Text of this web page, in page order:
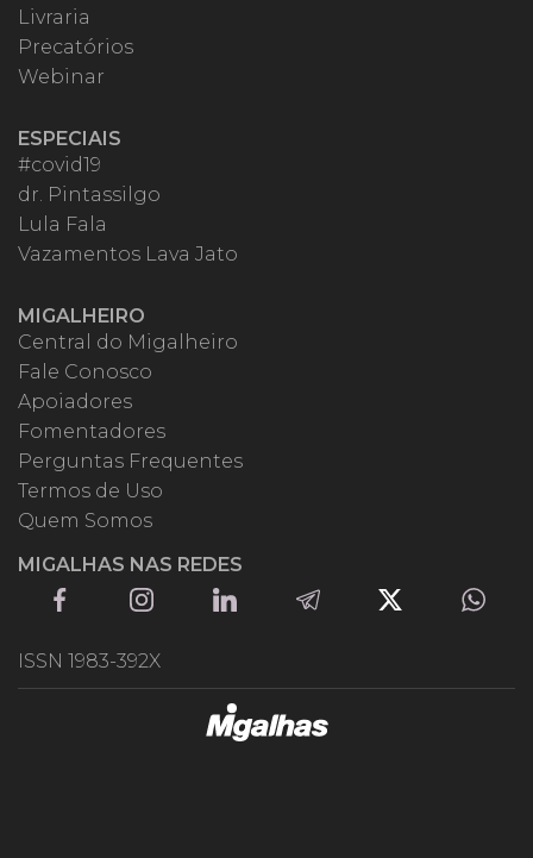
Livraria
Precatórios
Webinar
ESPECIAIS
#covid19
dr. Pintassilgo
Lula Fala
Vazamentos Lava Jato
MIGALHEIRO
Central do Migalheiro
Fale Conosco
Apoiadores
Fomentadores
Perguntas Frequentes
Termos de Uso
Quem Somos
MIGALHAS NAS REDES
ISSN 1983-392X